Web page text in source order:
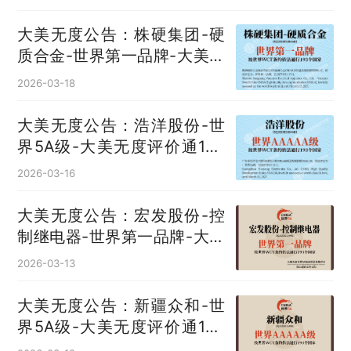
大美无度公告：株硬集团-硬
质合金‌-世界第一品牌-大美无
度评价通193国
2026-03-18
大美无度公告：浩洋股份-世
界5A级-大美无度评价通193
国
2026-03-16
大美无度公告：宏发股份-控
制继电器‌-世界第一品牌-大美
无度评价通193国
2026-03-13
大美无度公告：新疆众和-世
界5A级-大美无度评价通193